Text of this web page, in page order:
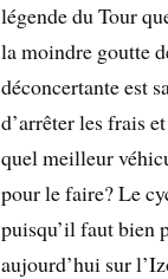
légende du Tour
la moindre goutte
déconcertante est
d’arrêter les frais
quel meilleur
pour le faire? Le
puisqu’il faut bien
aujourd’hui sur